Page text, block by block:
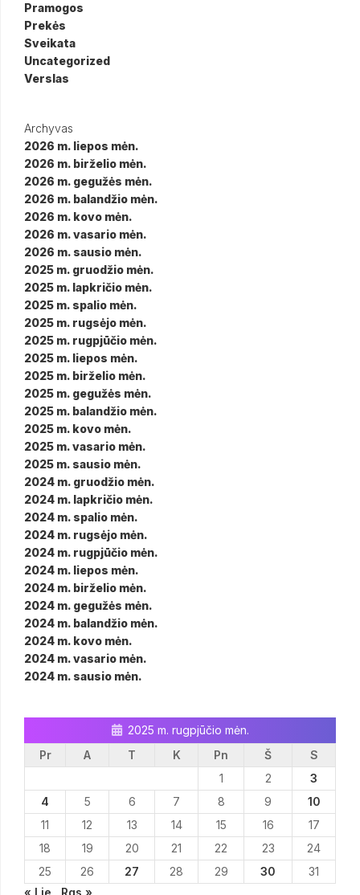
Pramogos
Prekės
Sveikata
Uncategorized
Verslas
Archyvas
2026 m. liepos mėn.
2026 m. birželio mėn.
2026 m. gegužės mėn.
2026 m. balandžio mėn.
2026 m. kovo mėn.
2026 m. vasario mėn.
2026 m. sausio mėn.
2025 m. gruodžio mėn.
2025 m. lapkričio mėn.
2025 m. spalio mėn.
2025 m. rugsėjo mėn.
2025 m. rugpjūčio mėn.
2025 m. liepos mėn.
2025 m. birželio mėn.
2025 m. gegužės mėn.
2025 m. balandžio mėn.
2025 m. kovo mėn.
2025 m. vasario mėn.
2025 m. sausio mėn.
2024 m. gruodžio mėn.
2024 m. lapkričio mėn.
2024 m. spalio mėn.
2024 m. rugsėjo mėn.
2024 m. rugpjūčio mėn.
2024 m. liepos mėn.
2024 m. birželio mėn.
2024 m. gegužės mėn.
2024 m. balandžio mėn.
2024 m. kovo mėn.
2024 m. vasario mėn.
2024 m. sausio mėn.
2025 m. rugpjūčio mėn.
Pr
A T K Pn Š
S
1
2
3
4
5 6 7 8 9
10
11
12 13 14 15 16
17
18
19 20 21 22 23
24
25
26 27 28 29 30
31
« Lie
Rgs »